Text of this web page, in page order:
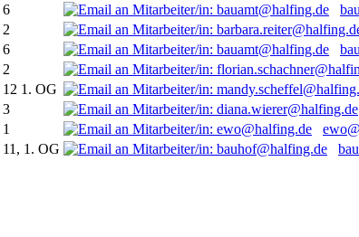
6
2
6
2
12 1. OG
3
1
11, 1. OG